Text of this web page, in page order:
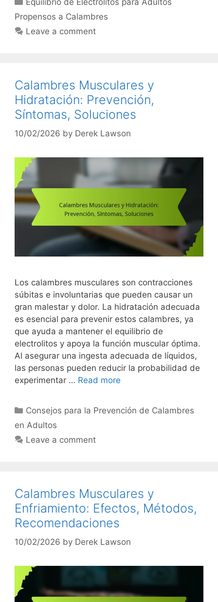
Equilibrio de Electrolitos para Adultos
Propensos a Calambres
Leave a comment
Calambres Musculares y
Hidratación: Prevención,
Síntomas, Soluciones
10/02/2026 by Derek Lawson
Los calambres musculares son contracciones
súbitas e involuntarias que pueden causar un
gran malestar y dolor. La hidratación adecuada
es esencial para prevenir estos calambres, ya
que ayuda a mantener el equilibrio de
electrolitos y apoya la función muscular óptima.
Al asegurar una ingesta adecuada de líquidos,
las personas pueden reducir la probabilidad de
experimentar … Read more
Categories
Consejos para la Prevención de Calambres
en Adultos
Leave a comment
Calambres Musculares y
Enfriamiento: Efectos, Métodos,
Recomendaciones
10/02/2026 by Derek Lawson